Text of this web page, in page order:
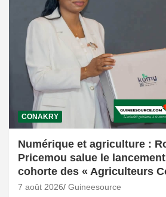
CONAKRY
Numérique et agriculture :
Pricemou salue le
cohorte des « Agriculteurs
7 août 2026 Guineesource